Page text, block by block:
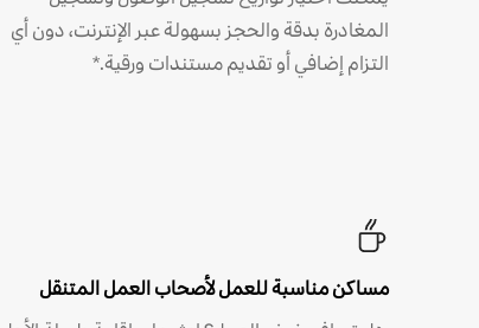
المغادرة بدقة والحجز بسهولة عبر الإنترنت، دون أي
التزام إضافي أو تقديم مستندات ورقية.*
مساكن مناسبة للعمل لأصحاب العمل المتنقل